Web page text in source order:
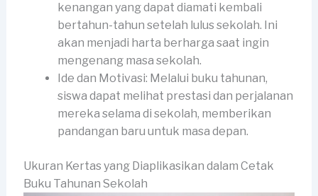
kenangan yang dapat diamati kembali
bertahun-tahun setelah lulus sekolah. Ini
akan menjadi harta berharga saat ingin
mengenang masa sekolah.
Ide dan Motivasi: Melalui buku tahunan,
siswa dapat melihat prestasi dan perjalanan
mereka selama di sekolah, memberikan
pandangan baru untuk masa depan.
Ukuran Kertas yang Diaplikasikan dalam Cetak
Buku Tahunan Sekolah